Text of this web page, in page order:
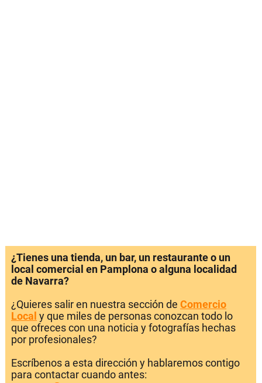
¿Tienes una tienda, un bar, un restaurante o un
local comercial en Pamplona o alguna localidad
de Navarra?
¿Quieres salir en nuestra sección de Comercio
Local y que miles de personas conozcan todo lo
que ofreces con una noticia y fotografías hechas
por profesionales?
Escríbenos a esta dirección y hablaremos contigo
para contactar cuando antes: